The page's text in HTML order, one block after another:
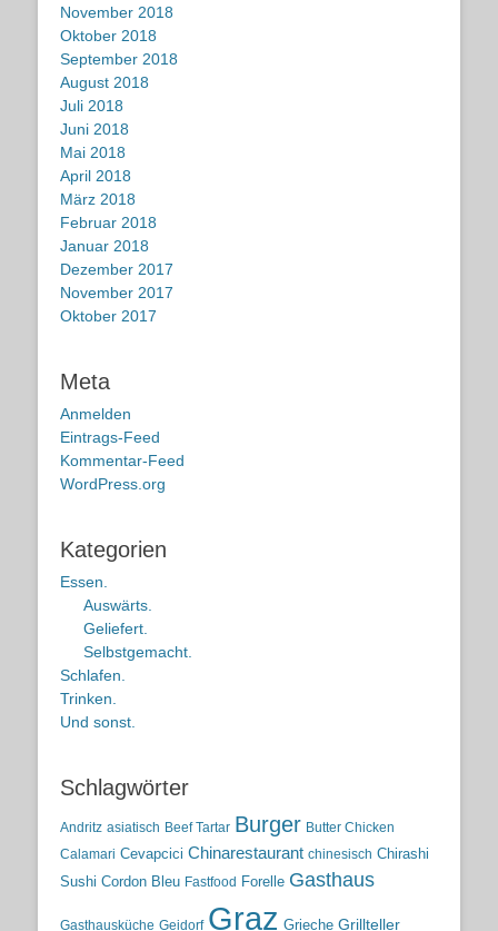
November 2018
Oktober 2018
September 2018
August 2018
Juli 2018
Juni 2018
Mai 2018
April 2018
März 2018
Februar 2018
Januar 2018
Dezember 2017
November 2017
Oktober 2017
Meta
Anmelden
Eintrags-Feed
Kommentar-Feed
WordPress.org
Kategorien
Essen.
Auswärts.
Geliefert.
Selbstgemacht.
Schlafen.
Trinken.
Und sonst.
Schlagwörter
Andritz asiatisch Beef Tartar Burger Butter Chicken
Calamari Cevapcici Chinarestaurant chinesisch Chirashi
Sushi Cordon Bleu Fastfood Forelle Gasthaus
Gasthausküche Geidorf Graz Grieche Grillteller